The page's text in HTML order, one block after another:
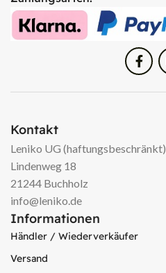
Kontakt
Leniko UG (haftungsbeschränkt)
Lindenweg 18
21244 Buchholz
info@leniko.de
Informationen
Händler / Wiederverkäufer
Versand